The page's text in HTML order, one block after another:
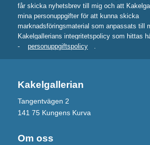
får skicka nyhetsbrev till mig och att
mina personuppgifter för att kunna skicka
marknadsföringsmaterial som anpassats till
Kakelgallerians integritetspolicy som hittas
-
personuppgiftspolicy
Kakelgallerian
Tangentvägen 2
141 75 Kungens Kurva
Om oss